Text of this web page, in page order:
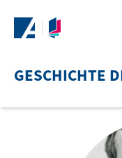
GESCHICHTE